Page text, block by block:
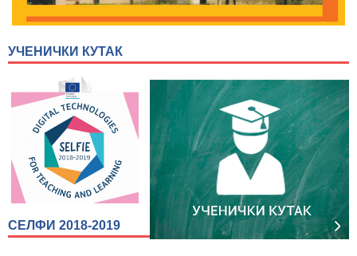
УЧЕНИЧКИ КУТАК
СЕЛФИ 2018-2019